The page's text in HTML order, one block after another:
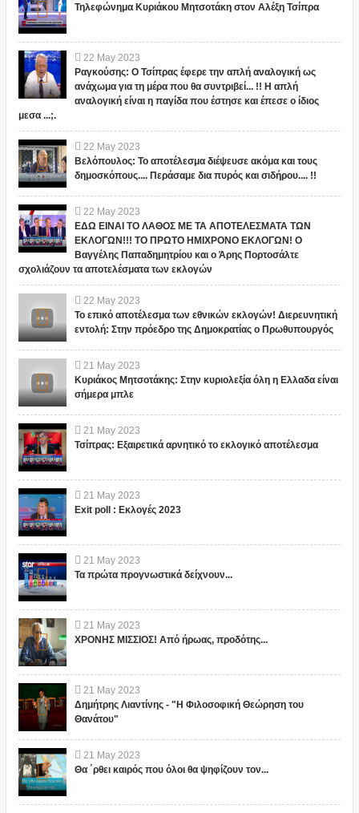
Τηλεφώνημα Κυριάκου Μητσοτάκη στον Αλέξη Τσίπρα
22 May 2023
Ραγκούσης: Ο Τσίπρας έφερε την απλή αναλογική ως
ανάχωμα για τη μέρα που θα συντριβεί... !! Η απλή
αναλογική είναι η παγίδα που έστησε και έπεσε ο ίδιος
μεσα ...;.
22 May 2023
Βελόπουλος: Το αποτέλεσμα διέψευσε ακόμα και τους
δημοσκόπους.... Περάσαμε δια πυρός και σιδήρου.... !!
22 May 2023
ΕΔΩ ΕΙΝΑΙ ΤΟ ΛΑΘΟΣ ΜΕ ΤΑ ΑΠΟΤΕΛΕΣΜΑΤΑ ΤΩΝ
ΕΚΛΟΓΩΝ!!! ΤΟ ΠΡΩΤΟ ΗΜΙΧΡΟΝΟ ΕΚΛΟΓΩΝ! Ο
Βαγγέλης Παπαδημητρίου και ο Άρης Πορτοσάλτε
σχολιάζουν τα αποτελέσματα των εκλογών
22 May 2023
Το επικό αποτέλεσμα των εθνικών εκλογών! Διερευνητική
εντολή: Στην πρόεδρο της Δημοκρατίας ο Πρωθυπουργός
21 May 2023
Κυριάκος Μητσοτάκης: Στην κυριολεξία όλη η Ελλαδα είναι
σήμερα μπλε
21 May 2023
Τσίπρας: Εξαιρετικά αρνητικό το εκλογικό αποτέλεσμα
21 May 2023
Exit poll : Εκλογές 2023
21 May 2023
Τα πρώτα προγνωστικά δείχνουν...
21 May 2023
ΧΡΟΝΗΣ ΜΙΣΣΙΟΣ! Από ήρωας, προδότης...
21 May 2023
Δημήτρης Λιαντίνης - "Η Φιλοσοφική Θεώρηση του
Θανάτου"
21 May 2023
Θα ΄ρθει καιρός που όλοι θα ψηφίζουν τον...